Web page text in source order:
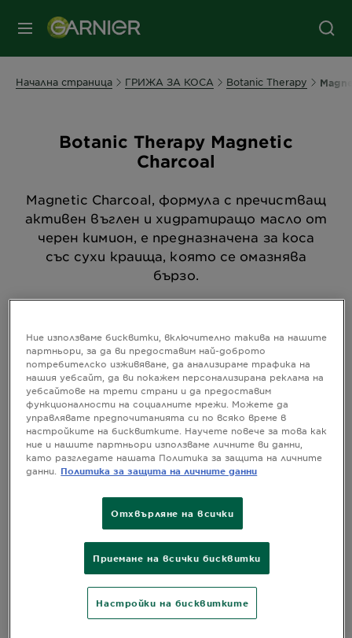
МЕНЮ
Начална страница ГРИЖА ЗА КОСА Botanic Therapy
Botanic Therapy Magnetic
Charcoal
Magnetic Charcoal, формула с пречистващ
активен въглен и хидратиращо масло от
черен кимион, е предназначена за коса
със сухи краища, която се омазнява
бързо.
(3) резултата(и)
Ние използваме бисквитки, включително такива на нашите
партньори, за да ви предоставим най-доброто
потребителско изживяване, да анализираме трафика на
нашия уебсайт, да ви покажем персонализирана реклама на
уебсайтове на трети страни и да предоставим
функционалности на социалните мрежи. Можете да
управлявате предпочитанията си по всяко време в
настройките на бисквитките. Научете повече за това как
ние и нашите партньори използваме личните ви данни,
като разгледате нашата Политика за защита на личните
данни.
Политика за защита на личните данни
Отхвърляне на всички
Приемане на всички бисквитки
Настройки на бисквитките